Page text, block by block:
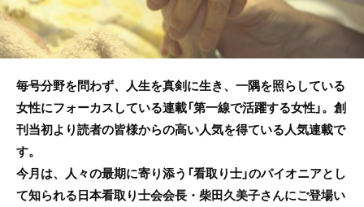
毎号分野を問わず、人生を真剣に生き、一隅を照らしている
女性にフォーカスしている連載「第一線で活躍する女性」。創
刊当初より読者の皆様からの高い人気を得ている人気連載で
す。
今月は、人々の最期に寄り添う「看取り士」のパイオニアとし
て知られる日本看取り士会会長・柴田久美子さんにご登場い